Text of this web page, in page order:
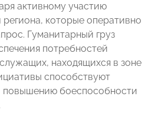
активному участию
которые оперативно
Гуманитарный груз
потребностей
находящихся в зоне
способствуют
повышению боеспособности